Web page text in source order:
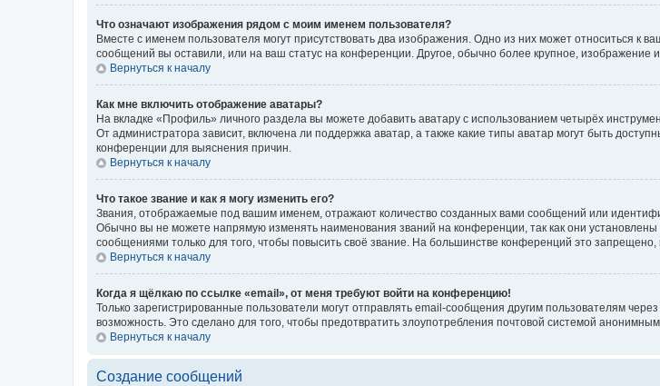
Что означают изображения рядом с моим именем пользователя?
Вместе с именем пользователя могут присутствовать два изображения. Одно из них может относиться к
сообщений вы оставили, или на ваш статус на конференции. Другое, обычно более крупное, изображение
Вернуться к началу
Как мне включить отображение аватары?
На вкладке «Профиль» личного раздела вы можете добавить аватару с использованием четырёх
От администратора зависит, включена ли поддержка аватар, а также какие типы аватар могут быть
конференции для выяснения причин.
Вернуться к началу
Что такое звание и как я могу изменить его?
Звания, отображаемые под вашим именем, отражают количество созданных вами сообщений или
Обычно вы не можете напрямую изменять наименования званий на конференции, так как они
сообщениями только для того, чтобы повысить своё звание. На большинстве конференций это
Вернуться к началу
Когда я щёлкаю по ссылке «email», от меня требуют войти на конференцию!
Только зарегистрированные пользователи могут отправлять email-сообщения другим пользователям
возможность. Это сделано для того, чтобы предотвратить злоупотребления почтовой системой
Вернуться к началу
Создание сообщений